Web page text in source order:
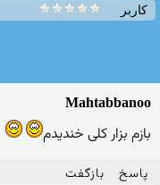
کاربر
Mahtabbanoo
بازم بزار کلی خندیدم
پاسخ بازگفت